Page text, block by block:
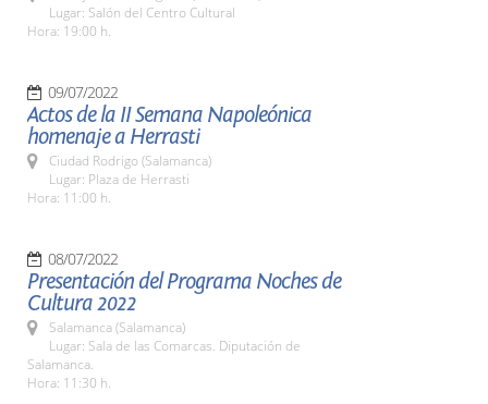
Lugar: Salón del Centro Cultural
Hora: 19:00 h.
09/07/2022
Actos de la II Semana Napoleónica
homenaje a Herrasti
Ciudad Rodrigo (Salamanca)
Lugar: Plaza de Herrasti
Hora: 11:00 h.
08/07/2022
Presentación del Programa Noches de
Cultura 2022
Salamanca (Salamanca)
Lugar: Sala de las Comarcas. Diputación de
Salamanca.
Hora: 11:30 h.